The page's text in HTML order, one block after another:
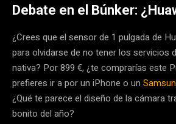
Debate en el Búnker:
¿Crees que el sensor de 1 pulgada de
para olvidarse de no tener los servicios
nativa? Por 899 €, ¿te comprarías este
prefieres ir a por un iPhone o un
¿Qué te parece el diseño de la cámara
bonito del año?